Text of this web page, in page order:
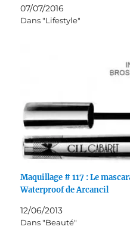
07/07/2016
Dans "Lifestyle"
Maquillage # 117 : Le
Waterproof de Arcancil
12/06/2013
Dans "Beauté"